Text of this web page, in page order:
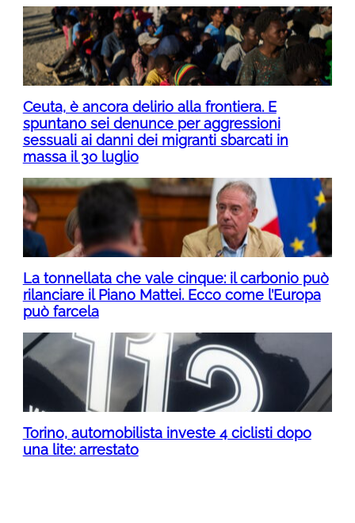
Ceuta, è ancora delirio alla frontiera. E
spuntano sei denunce per aggressioni
sessuali ai danni dei migranti sbarcati in
massa il 30 luglio
La tonnellata che vale cinque: il carbonio può
rilanciare il Piano Mattei. Ecco come l’Europa
può farcela
Torino, automobilista investe 4 ciclisti dopo
una lite: arrestato